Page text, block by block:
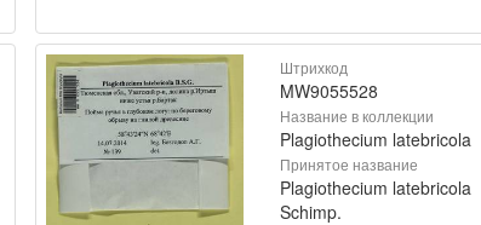
Штрихкод
MW9055528
Название в коллекции
Plagiothecium latebricola
Принятое название
Plagiothecium latebricola
Schimp.